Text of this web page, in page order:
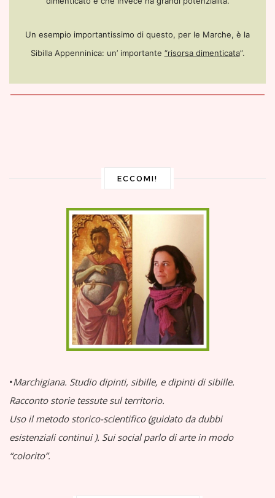
Un esempio importantissimo di questo, per le Marche, è la
Sibilla Appenninica: un’ importante “risorsa dimenticata”.
ECCOMI!
•Marchigiana. Studio dipinti, sibille, e dipinti di sibille.
Racconto storie tessute sul territorio.
Uso il metodo storico-scientifico (guidato da dubbi
esistenziali continui ). Sui social parlo di arte in modo
“colorito”.